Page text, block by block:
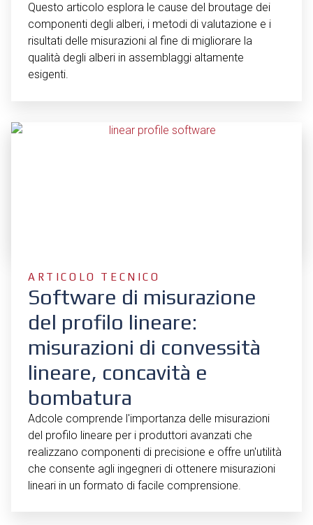
Questo articolo esplora le cause del broutage dei
componenti degli alberi, i metodi di valutazione e i
risultati delle misurazioni al fine di migliorare la
qualità degli alberi in assemblaggi altamente
esigenti.
ARTICOLO TECNICO
Software di misurazione
del profilo lineare:
misurazioni di convessità
lineare, concavità e
bombatura
Adcole comprende l'importanza delle misurazioni
del profilo lineare per i produttori avanzati che
realizzano componenti di precisione e offre un'utilità
che consente agli ingegneri di ottenere misurazioni
lineari in un formato di facile comprensione.